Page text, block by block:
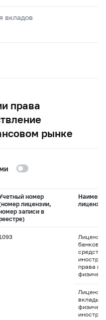
вкладов
права
рынке
номер
лицензии,
записи в
лицензии
права
вклады